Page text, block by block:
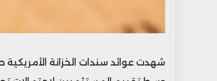
شهدت عوائد سندات الخزانة الأمريكية